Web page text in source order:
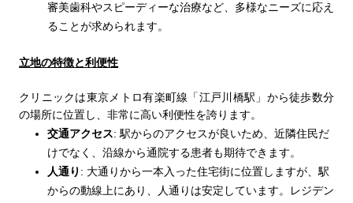
審美歯科やスピーディーな治療など、多様なニーズに応え
ることが求められます。
立地の特徴と利便性
クリニックは東京メトロ有楽町線「江戸川橋駅」から徒歩数分
の場所に位置し、非常に高い利便性を誇ります。
交通アクセス: 駅からのアクセスが良いため、近隣住民だ
けでなく、沿線から通院する患者も期待できます。
人通り : 大通りから一本入った住宅街に位置しますが、駅
からの動線上にあり、人通りは安定しています。レジデン